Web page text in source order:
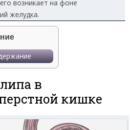
возникает на фоне
желудка.
в
кишке